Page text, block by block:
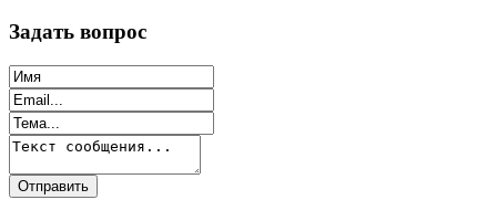
Задать вопрос